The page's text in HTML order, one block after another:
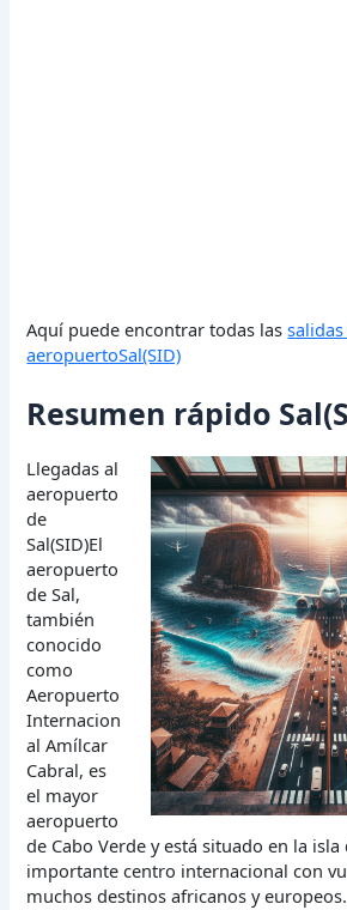
Aquí puede encontrar todas las
aeropuertoSal(SID)
Resumen rápido
Llegadas al
aeropuerto
de
Sal(SID)El
aeropuerto
de Sal,
también
conocido
como
Aeropuerto
Internacion
al Amílcar
Cabral, es
el mayor
aeropuerto
de Cabo Verde y está situado en la isla
importante centro internacional con
muchos destinos africanos y europeos.